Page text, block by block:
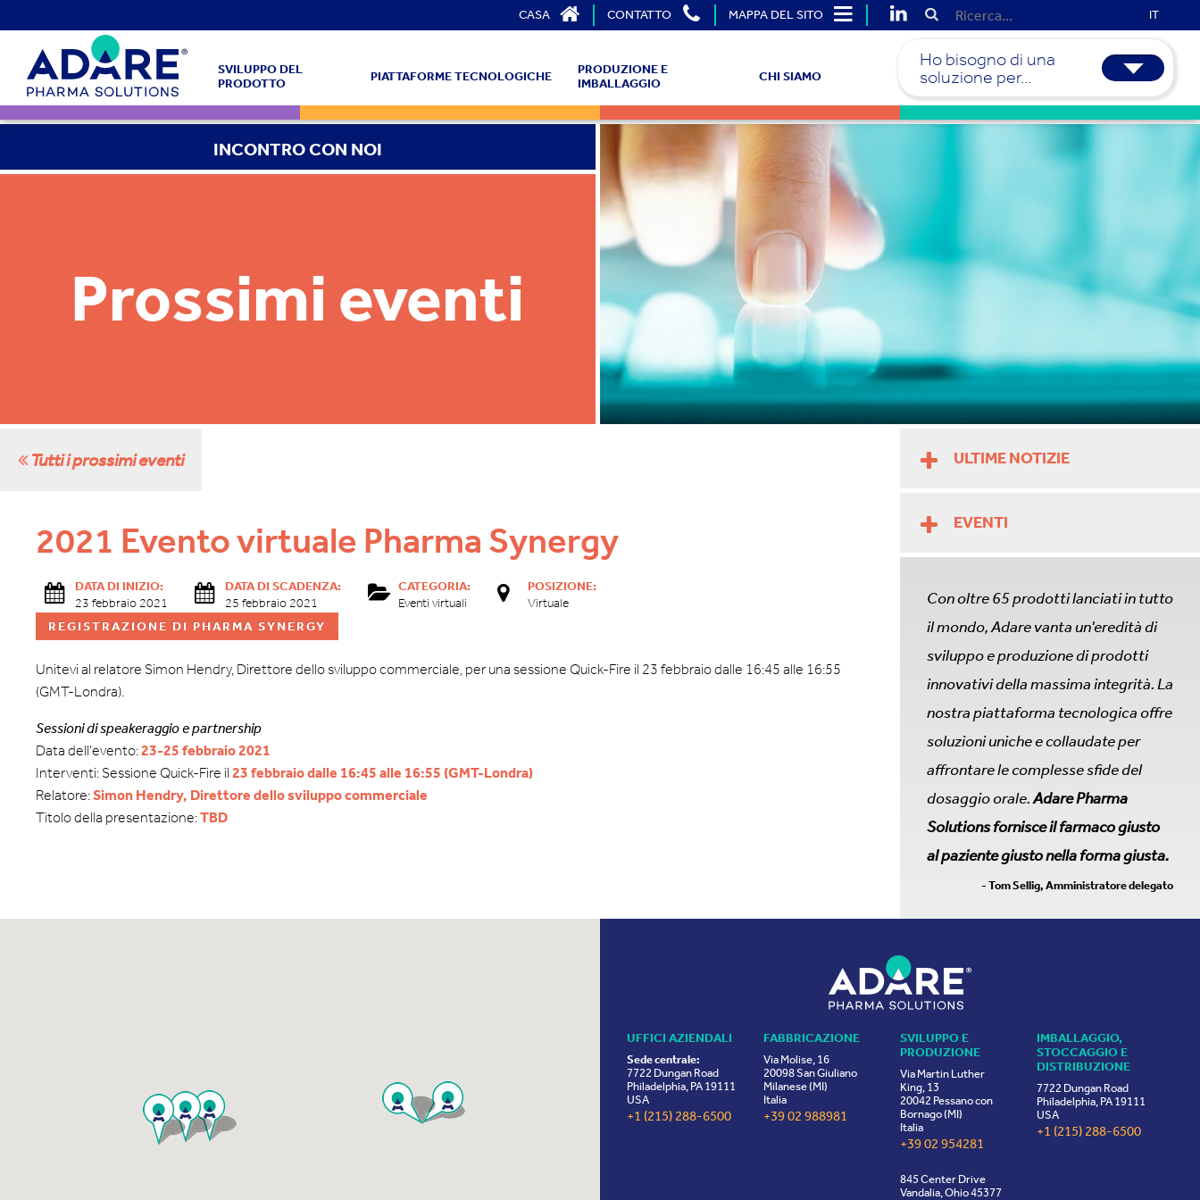
CASA CONTATTO MAPPA DEL SITO IT
SVILUPPO DEL
PRODOTTO
PIATTAFORME TECNOLOGICHE
PRODUZIONE E
IMBALLAGGIO
CHI SIAMO
Ho bisogno di una
soluzione per...
INCONTRO CON NOI
Prossimi eventi
Tutti i prossimi eventi
2021 Evento virtuale Pharma Synergy
DATA DI INIZIO:
23 febbraio 2021
DATA DI SCADENZA:
25 febbraio 2021
CATEGORIA:
Eventi virtuali
POSIZIONE:
Virtuale
REGISTRAZIONE DI PHARMA SYNERGY
Unitevi al relatore Simon Hendry, Direttore dello sviluppo commerciale, per una sessione Quick-Fire il 23 febbraio dalle 16:45 alle 16:55
(GMT-Londra).
Sessioni di speakeraggio e partnership
Data dell'evento:23-25 febbraio 2021
Interventi: Sessione Quick-Fire il 23 febbraio dalle 16:45 alle 16:55 (GMT-Londra)
Relatore:Simon Hendry, Direttore dello sviluppo commerciale
Titolo della presentazione:TBD
ULTIME NOTIZIE
EVENTI
Con oltre 65 prodotti lanciati in tutto
il mondo, Adare vanta un'eredità di
sviluppo e produzione di prodotti
innovativi della massima integrità. La
nostra piattaforma tecnologica offre
soluzioni uniche e collaudate per
affrontare le complesse sfide del
dosaggio orale.Adare Pharma
Solutions fornisce il farmaco giusto
al paziente giusto nella forma giusta.
- Tom Sellig, Amministratore delegato
UFFICI AZIENDALI
Sede centrale:
7722 Dungan Road
Philadelphia, PA 19111
USA
+1 (215) 288-6500
FABBRICAZIONE
Via Molise, 16
20098 San Giuliano
Milanese (MI)
Italia
+39 02 988981
SVILUPPO E
PRODUZIONE
Via Martin Luther
King, 13
20042 Pessano con
Bornago (MI)
Italia
+39 02 954281
845 Center Drive
Vandalia, Ohio 45377
IMBALLAGGIO,
STOCCAGGIO E
DISTRIBUZIONE
7722 Dungan Road
Philadelphia, PA 19111
USA
+1 (215) 288-6500